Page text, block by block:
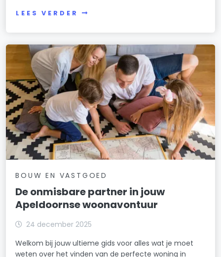
LEES VERDER
BOUW EN VASTGOED
De onmisbare partner in jouw
Apeldoornse woonavontuur
24 december 2025
Welkom bij jouw ultieme gids voor alles wat je moet
weten over het vinden van de perfecte woning in